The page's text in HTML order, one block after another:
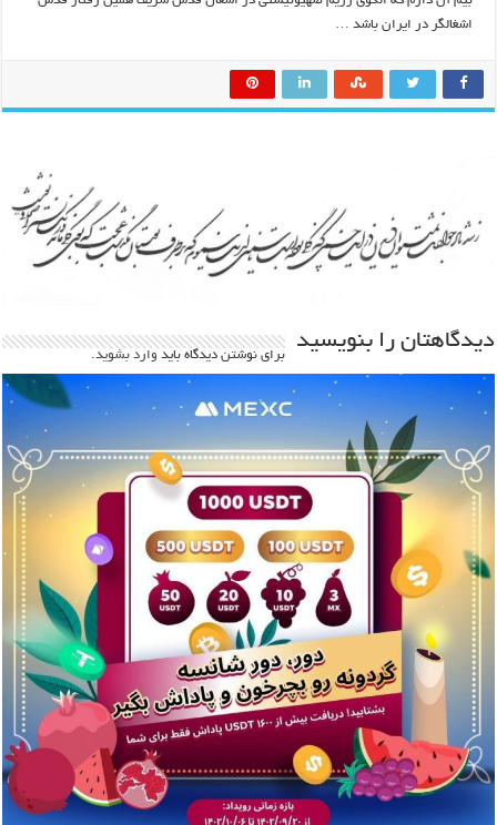
اشغالگر در ایران باشد …
دیدگاهتان را بنویسید
برای نوشتن دیدگاه باید وارد بشوید.